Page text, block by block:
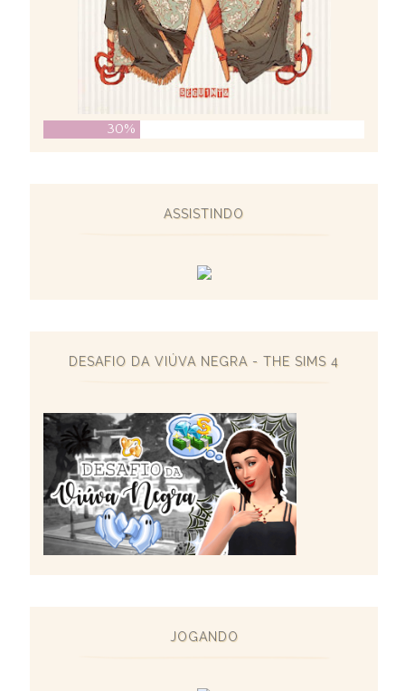
30%
ASSISTINDO
DESAFIO DA VIÚVA NEGRA - THE SIMS 4
JOGANDO